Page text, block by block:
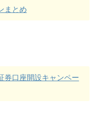
まとめ
券口座開設キャンペー